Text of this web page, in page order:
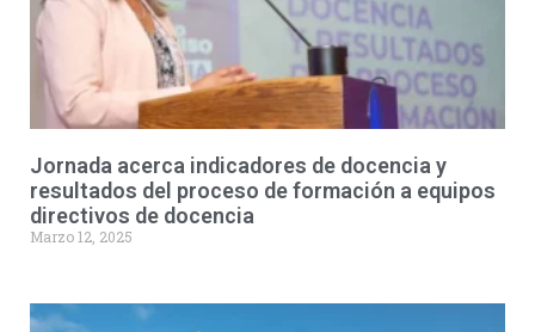
Jornada acerca indicadores de docencia y
resultados del proceso de formación a equipos
directivos de docencia
Marzo 12, 2025